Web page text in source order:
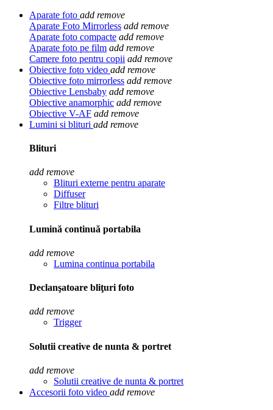
Aparate foto add remove
Aparate Foto Mirrorless add remove
Aparate foto compacte add remove
Aparate foto pe film add remove
Camere foto pentru copii add remove
Obiective foto video add remove
Obiective foto mirrorless add remove
Obiective Lensbaby add remove
Obiective anamorphic add remove
Obiective V-AF add remove
Lumini si blituri add remove
Blituri
add remove
Blituri externe pentru aparate
Diffuser
Filtre blituri
Lumină continuă portabila
add remove
Lumina continua portabila
Declanşatoare bliţuri foto
add remove
Trigger
Solutii creative de nunta & portret
add remove
Solutii creative de nunta & portret
Accesorii foto video add remove